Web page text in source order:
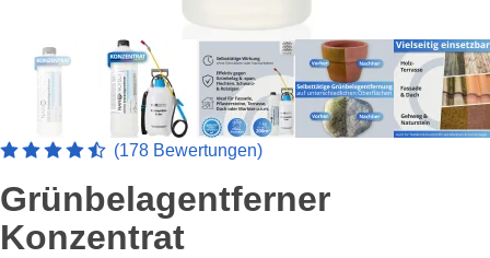
Artikelbewertung: 4.5449438202247 von 5 Sterne
(178 Bewertungen)
Grünbelagentferner
Konzentrat